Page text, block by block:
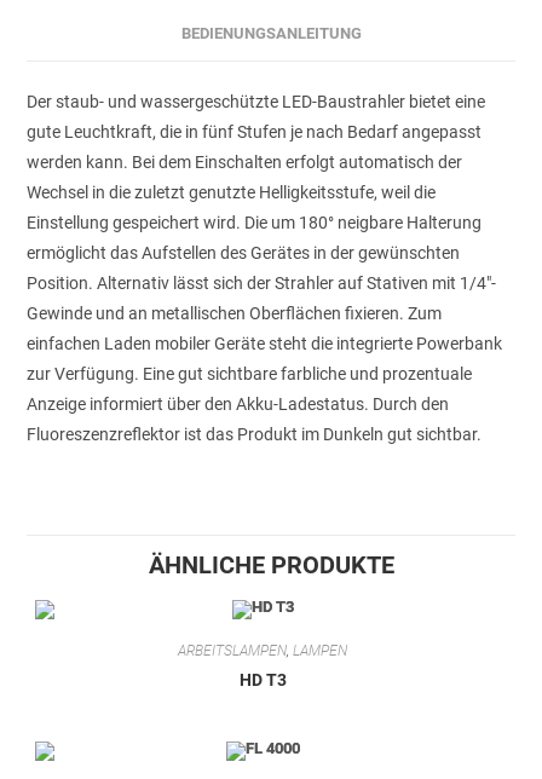
BEDIENUNGSANLEITUNG
Der staub- und wassergeschützte LED-Baustrahler bietet eine
gute Leuchtkraft, die in fünf Stufen je nach Bedarf angepasst
werden kann. Bei dem Einschalten erfolgt automatisch der
Wechsel in die zuletzt genutzte Helligkeitsstufe, weil die
Einstellung gespeichert wird. Die um 180° neigbare Halterung
ermöglicht das Aufstellen des Gerätes in der gewünschten
Position. Alternativ lässt sich der Strahler auf Stativen mit 1/4″-
Gewinde und an metallischen Oberflächen fixieren. Zum
einfachen Laden mobiler Geräte steht die integrierte Powerbank
zur Verfügung. Eine gut sichtbare farbliche und prozentuale
Anzeige informiert über den Akku-Ladestatus. Durch den
Fluoreszenzreflektor ist das Produkt im Dunkeln gut sichtbar.
ÄHNLICHE PRODUKTE
ARBEITSLAMPEN,LAMPEN
HD T3